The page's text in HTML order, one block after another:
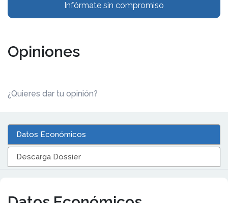
Infórmate sin compromiso
Opiniones
¿Quieres dar tu opinión?
Datos Económicos
Descarga Dossier